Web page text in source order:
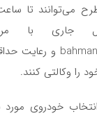
جاری با
را وکالتی کنند.
خودروی مورد